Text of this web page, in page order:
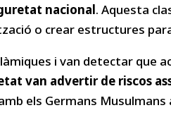
nacional. Aquesta
o crear estructures
i van detectar
van advertir de riscos
els Germans